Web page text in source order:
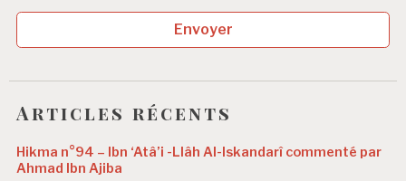
Envoyer
Articles récents
Hikma n°94 – Ibn ‘Atâ’i -Llâh Al-Iskandarî commenté par
Ahmad Ibn Ajiba